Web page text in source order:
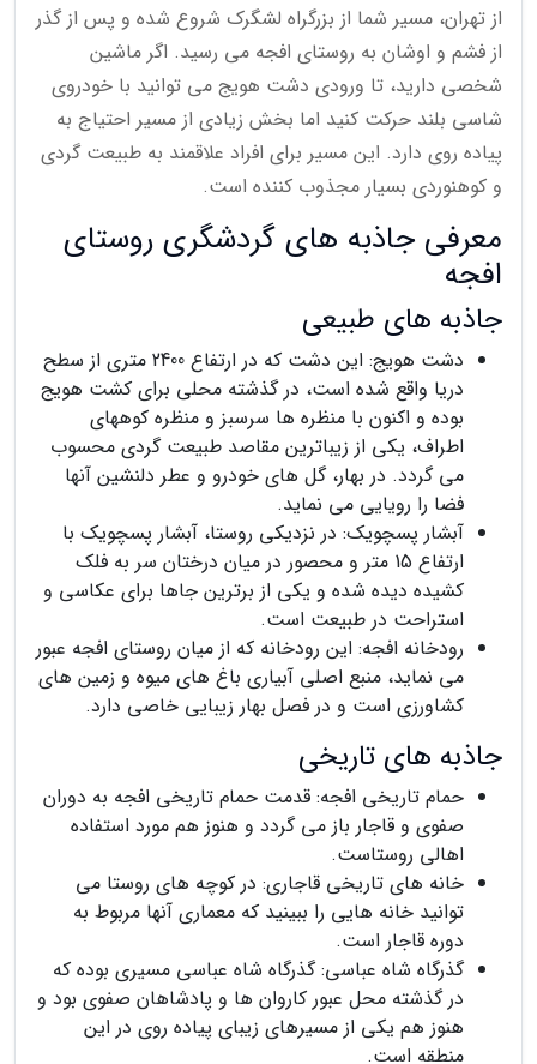
از تهران، مسیر شما از بزرگراه لشگرک شروع شده و پس از گذر
از فشم و اوشان به روستای افجه می رسید. اگر ماشین
شخصی دارید، تا ورودی دشت هویج می توانید با خودروی
شاسی بلند حرکت کنید اما بخش زیادی از مسیر احتیاج به
پیاده روی دارد. این مسیر برای افراد علاقمند به طبیعت گردی
و کوهنوردی بسیار مجذوب کننده است.
معرفی جاذبه های گردشگری روستای
افجه
جاذبه های طبیعی
دشت هویج: این دشت که در ارتفاع 2400 متری از سطح
دریا واقع شده است، در گذشته محلی برای کشت هویج
بوده و اکنون با منظره ها سرسبز و منظره کوههای
اطراف، یکی از زیباترین مقاصد طبیعت گردی محسوب
می گردد. در بهار، گل های خودرو و عطر دلنشین آنها
فضا را رویایی می نماید.
آبشار پسچویک: در نزدیکی روستا، آبشار پسچویک با
ارتفاع 15 متر و محصور در میان درختان سر به فلک
کشیده دیده شده و یکی از برترین جاها برای عکاسی و
استراحت در طبیعت است.
رودخانه افجه: این رودخانه که از میان روستای افجه عبور
می نماید، منبع اصلی آبیاری باغ های میوه و زمین های
کشاورزی است و در فصل بهار زیبایی خاصی دارد.
جاذبه های تاریخی
حمام تاریخی افجه: قدمت حمام تاریخی افجه به دوران
صفوی و قاجار باز می گردد و هنوز هم مورد استفاده
اهالی روستاست.
خانه های تاریخی قاجاری: در کوچه های روستا می
توانید خانه هایی را ببینید که معماری آنها مربوط به
دوره قاجار است.
گذرگاه شاه عباسی: گذرگاه شاه عباسی مسیری بوده که
در گذشته محل عبور کاروان ها و پادشاهان صفوی بود و
هنوز هم یکی از مسیرهای زیبای پیاده روی در این
منطقه است.